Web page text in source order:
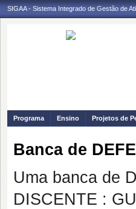
SIGAA - Sistema Integrado de Gestão de
Programa
Ensino Projetos de
Banca de
Uma banca de
DISCENTE :